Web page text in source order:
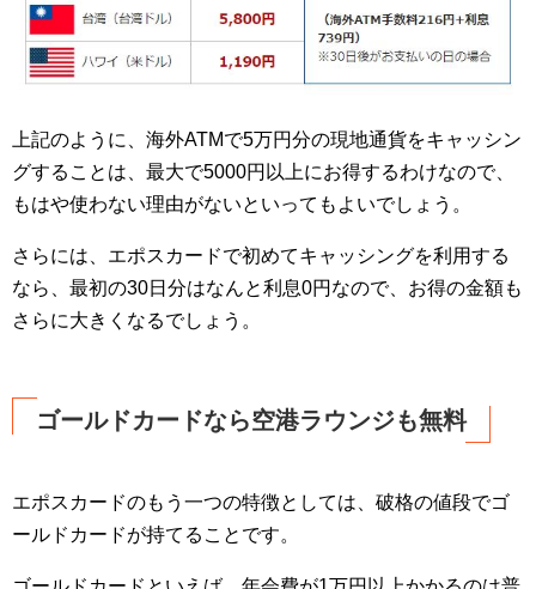
上記のように、海外ATMで5万円分の現地通貨をキャッシン
グすることは、最大で5000円以上にお得するわけなので、
もはや使わない理由がないといってもよいでしょう。
さらには、エポスカードで初めてキャッシングを利用する
なら、最初の30日分はなんと利息0円なので、お得の金額も
さらに大きくなるでしょう。
ゴールドカードなら空港ラウンジも無料
エポスカードのもう一つの特徴としては、破格の値段でゴ
ールドカードが持てることです。